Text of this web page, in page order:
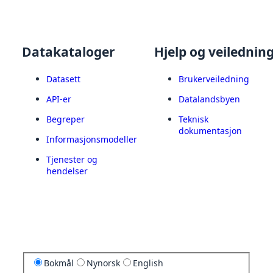
Datakataloger
Datasett
API-er
Begreper
Informasjonsmodeller
Tjenester og
hendelser
Hjelp og
Brukerveiledning
Datalandsbyen
Teknisk
dokumentasjon
Bokmål Nynorsk English